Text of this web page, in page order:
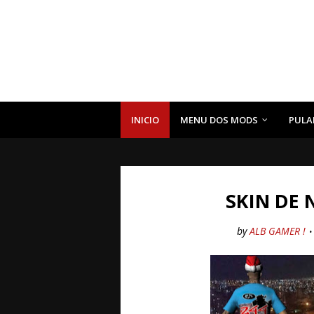
INICIO MENU DOS MODS
SKIN DE
by ALB GAMER !